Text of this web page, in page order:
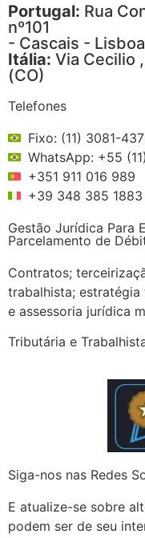
Portugal: Rua
nº101
- Cascais -
Itália: Via Cecilio
(CO)
Telefones
Fixo: (11) 3081-
WhatsApp: +55
+351 911 016 989
+39 348 385 1883
Gestão Jurídica Para
Parcelamento de
Contratos;
trabalhista;
e assessoria jurídica
Tributária e
Siga-nos nas Redes
E atualize-se sobre
podem ser de seu